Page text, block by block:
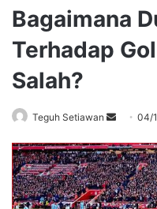
Bagaimana
Terhadap
Salah?
Teguh Setiawan
Send
email
04/